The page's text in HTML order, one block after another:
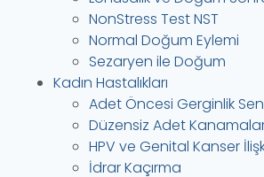
NonStress Test NST
Normal Doğum Eylemi
Sezaryen ile Doğum
Kadın Hastalıkları
Adet Öncesi Gerginlik
Düzensiz Adet
HPV ve Genital Kanser
İdrar Kaçırma